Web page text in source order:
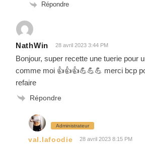
Répondre
NathWin 28 avril 2023 3:44 PM
Bonjour, super recette une tuerie pour
comme moi 👍👍👍💪💪💪 merci bcp
refaire
Répondre
Administrateur
val.lafoodie 28 avril 2023 8:15 PM